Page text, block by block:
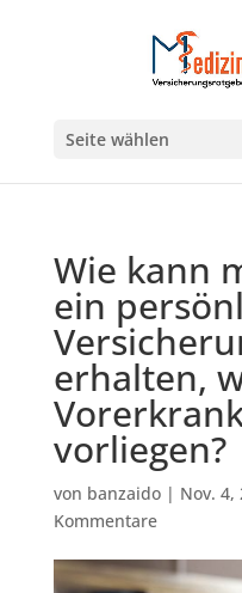
Seite wählen
Wie kann
ein
erhalten,
vorliegen?
von banzaido| Nov. 4,
Kommentare